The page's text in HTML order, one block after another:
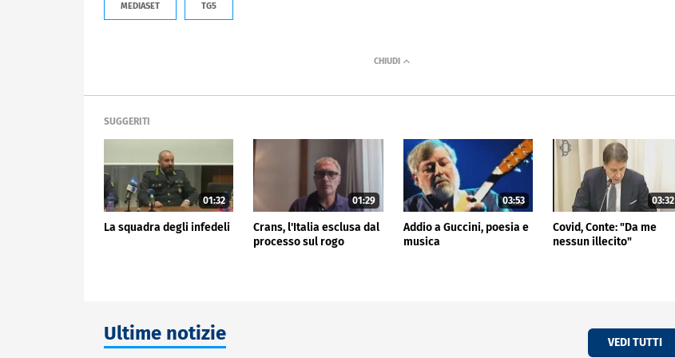
MEDIASET TG5
SUGGERITI
01:32
La squadra degli infedeli
01:29
Crans, l'Italia esclusa dal
processo sul rogo
03:53
Addio a Guccini, poesia e
musica
03:32
Covid, Conte: "Da me
nessun illecito"
Ultime notizie VEDI TUTTI